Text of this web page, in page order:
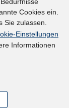
Cookies ein.
Sie zulassen.
Einstellungen
Informationen